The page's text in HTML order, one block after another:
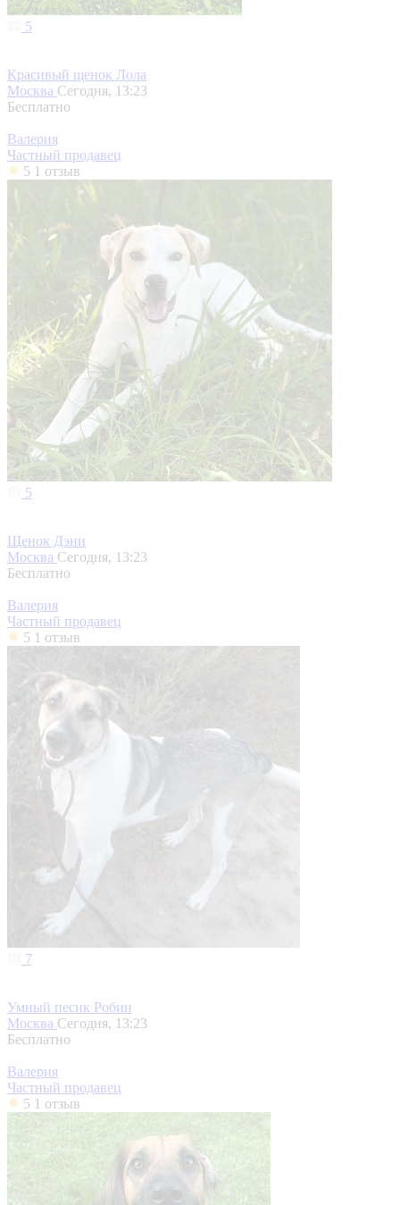
5
Красивый щенок Лола
Москва Сегодня, 13:23
Бесплатно
Валерия
Частный продавец
5 1 отзыв
5
Щенок Дэни
Москва Сегодня, 13:23
Бесплатно
Валерия
Частный продавец
5 1 отзыв
7
Умный песик Робин
Москва Сегодня, 13:23
Бесплатно
Валерия
Частный продавец
5 1 отзыв